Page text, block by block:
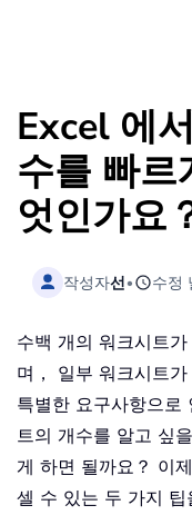
Excel 에
수를 빠르
엇인가요
작성자선• 수정
수백 개의 워크시트
며， 일부 워크시트가
특별한 요구사항으로
트의 개수를 알고 싶
게 하면 될까요？ 이
셀 수 있는 두 가지 팁